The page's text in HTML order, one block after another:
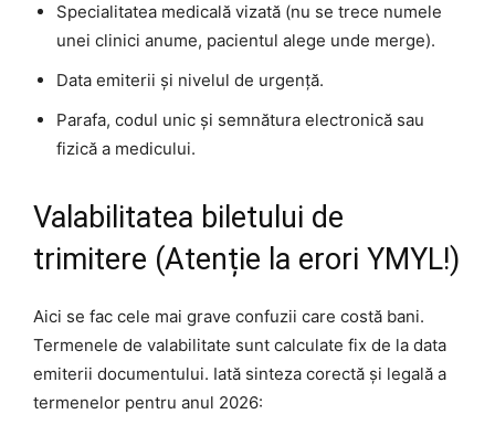
Specialitatea medicală vizată (nu se trece numele
unei clinici anume, pacientul alege unde merge).
Data emiterii și nivelul de urgență.
Parafa, codul unic și semnătura electronică sau
fizică a medicului.
Valabilitatea biletului de
trimitere (Atenție la erori YMYL!)
Aici se fac cele mai grave confuzii care costă bani.
Termenele de valabilitate sunt calculate fix de la data
emiterii documentului. Iată sinteza corectă și legală a
termenelor pentru anul 2026: